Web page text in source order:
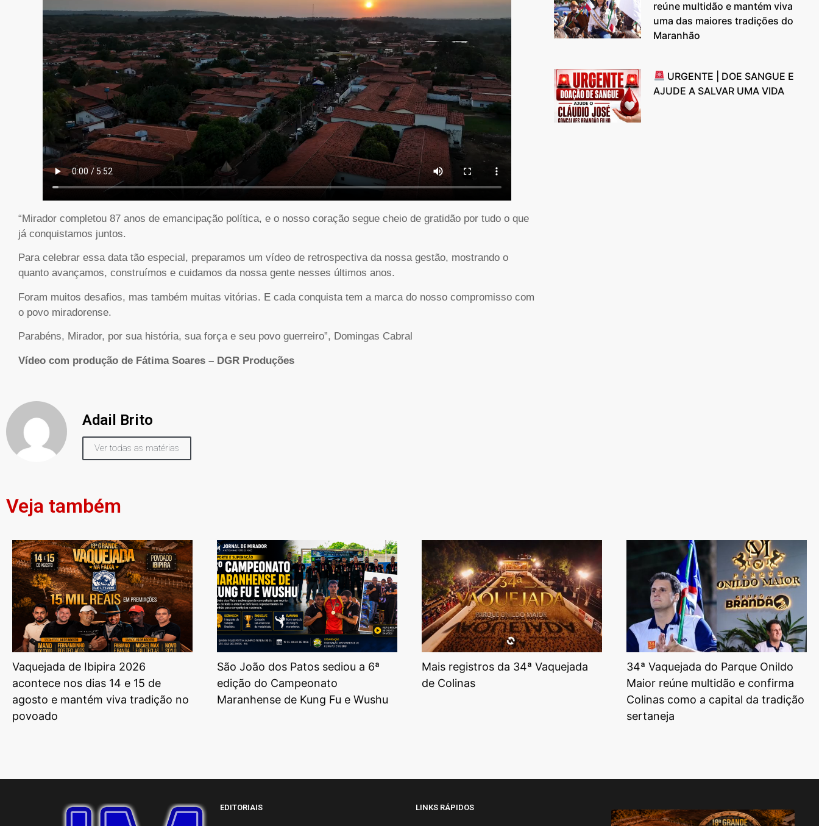
“Mirador completou 87 anos de emancipação política, e o nosso coração segue cheio de gratidão por tudo o que
já conquistamos juntos.
Para celebrar essa data tão especial, preparamos um vídeo de retrospectiva da nossa gestão, mostrando o
quanto avançamos, construímos e cuidamos da nossa gente nesses últimos anos.
Foram muitos desafios, mas também muitas vitórias. E cada conquista tem a marca do nosso compromisso com
o povo miradorense.
Parabéns, Mirador, por sua história, sua força e seu povo guerreiro”, Domingas Cabral
Vídeo com produção de Fátima Soares – DGR Produções
reúne multidão e mantém viva
uma das maiores tradições do
Maranhão
URGENTE | DOE SANGUE E
AJUDE A SALVAR UMA VIDA
Adail Brito
Ver todas as matérias
Veja também
Vaquejada de Ibipira 2026
acontece nos dias 14 e 15 de
agosto e mantém viva tradição no
povoado
São João dos Patos sediou a 6ª
edição do Campeonato
Maranhense de Kung Fu e Wushu
Mais registros da 34ª Vaquejada
de Colinas
34ª Vaquejada do Parque Onildo
Maior reúne multidão e confirma
Colinas como a capital da tradição
sertaneja
EDITORIAIS LINKS RÁPIDOS